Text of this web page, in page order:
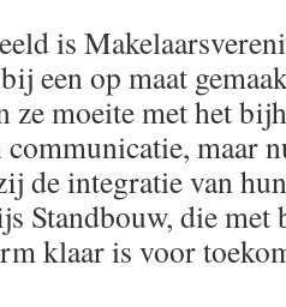
is
een op maat
ze moeite met het
communicatie, maar
de integratie van
Standbouw, die met
klaar is voor